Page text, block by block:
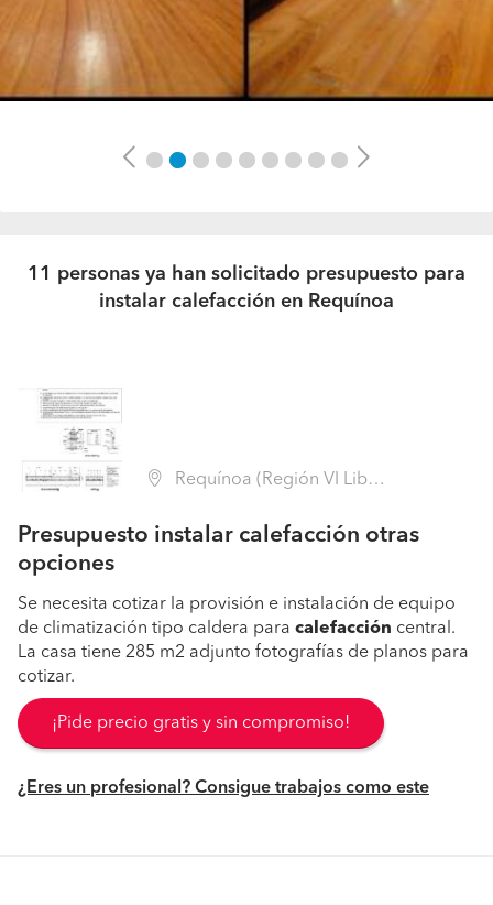
Previous Next
11 personas ya han solicitado presupuesto para
instalar calefacción en Requínoa
Requínoa (Región VI Libertador B. O'Higgins - Cachapoal)
Presupuesto instalar calefacción otras
opciones
Se necesita cotizar la provisión e instalación de equipo
de climatización tipo caldera para calefacción central.
La casa tiene 285 m2 adjunto fotografías de planos para
cotizar.
¡Pide precio gratis y sin compromiso!
¿Eres un profesional? Consigue trabajos como este